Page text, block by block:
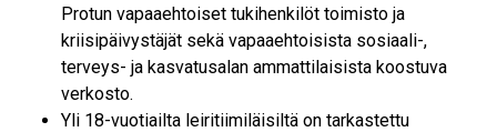
Protun vapaaehtoiset tukihenkilöt toimisto ja
kriisipäivystäjät sekä vapaaehtoisista sosiaali-,
terveys- ja kasvatusalan ammattilaisista koostuva
verkosto.
Yli 18-vuotiailta leiritiimiläisiltä on tarkastettu